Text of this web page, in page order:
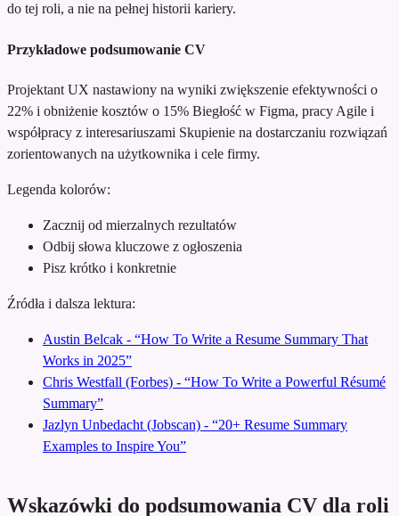
do tej roli, a nie na pełnej historii kariery.
Przykładowe podsumowanie CV
Projektant UX nastawiony na wyniki zwiększenie efektywności o
22% i obniżenie kosztów o 15% Biegłość w Figma, pracy Agile i
współpracy z interesariuszami Skupienie na dostarczaniu rozwiązań
zorientowanych na użytkownika i cele firmy.
Legenda kolorów:
Zacznij od mierzalnych rezultatów
Odbij słowa kluczowe z ogłoszenia
Pisz krótko i konkretnie
Źródła i dalsza lektura:
Austin Belcak - “How To Write a Resume Summary That
Works in 2025”
Chris Westfall (Forbes) - “How To Write a Powerful Résumé
Summary”
Jazlyn Unbedacht (Jobscan) - “20+ Resume Summary
Examples to Inspire You”
Wskazówki do podsumowania CV dla roli